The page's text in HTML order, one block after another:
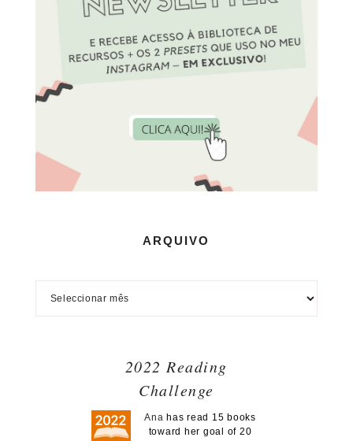
ARQUIVO
2022 Reading
Challenge
Ana has read 15 books
toward her goal of 20